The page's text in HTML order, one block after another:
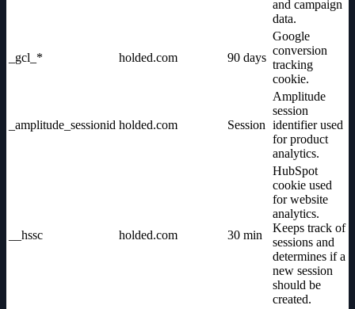
and campaign
data.
_gcl_* holded.com 90 days
Google
conversion
tracking
cookie.
_amplitude_sessionid holded.com Session
Amplitude
session
identifier used
for product
analytics.
__hssc holded.com 30 min
HubSpot
cookie used
for website
analytics.
Keeps track of
sessions and
determines if a
new session
should be
created.